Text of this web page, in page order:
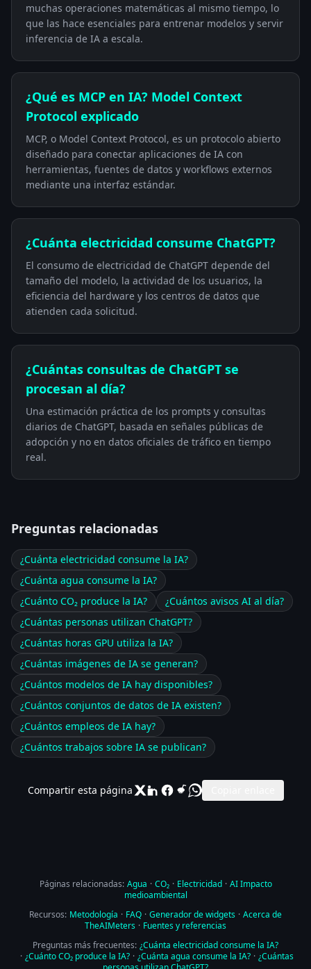
muchas operaciones matemáticas al mismo tiempo, lo
que las hace esenciales para entrenar modelos y servir
inferencia de IA a escala.
¿Qué es MCP en IA? Model Context
Protocol explicado
MCP, o Model Context Protocol, es un protocolo abierto
diseñado para conectar aplicaciones de IA con
herramientas, fuentes de datos y workflows externos
mediante una interfaz estándar.
¿Cuánta electricidad consume ChatGPT?
El consumo de electricidad de ChatGPT depende del
tamaño del modelo, la actividad de los usuarios, la
eficiencia del hardware y los centros de datos que
atienden cada solicitud.
¿Cuántas consultas de ChatGPT se
procesan al día?
Una estimación práctica de los prompts y consultas
diarios de ChatGPT, basada en señales públicas de
adopción y no en datos oficiales de tráfico en tiempo
real.
Preguntas relacionadas
¿Cuánta electricidad consume la IA?
¿Cuánta agua consume la IA?
¿Cuánto CO₂ produce la IA?
¿Cuántos avisos AI al día?
¿Cuántas personas utilizan ChatGPT?
¿Cuántas horas GPU utiliza la IA?
¿Cuántas imágenes de IA se generan?
¿Cuántos modelos de IA hay disponibles?
¿Cuántos conjuntos de datos de IA existen?
¿Cuántos empleos de IA hay?
¿Cuántos trabajos sobre IA se publican?
Compartir esta página
Páginas relacionadas: Agua · CO₂ · Electricidad · AI Impacto
medioambiental
Recursos: Metodología · FAQ · Generador de widgets · Acerca de
TheAIMeters · Fuentes y referencias
Preguntas más frecuentes: ¿Cuánta electricidad consume la IA?
· ¿Cuánto CO₂ produce la IA? · ¿Cuánta agua consume la IA? · ¿Cuántas